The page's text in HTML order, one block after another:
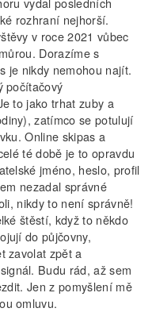
rozhraní nejhorší.
v roce 2021 vůbec
Dorazíme s
je nikdy nemohou najít.
počítačový
to jako trhat zuby a
zatímco se potulují
Online skipas a
té době je to opravdu
jméno, heslo, profil
nezadal správné
nikdy to není správně!
štěstí, když to někdo
do půjčovny,
zavolat zpět a
Budu rád, až sem
Jen z pomyšlení mě
omluvu.